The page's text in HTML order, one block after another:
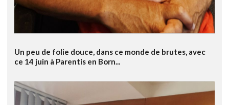
Un peu de folie douce, dans ce monde de brutes, avec
ce 14 juin à Parentis en Born...